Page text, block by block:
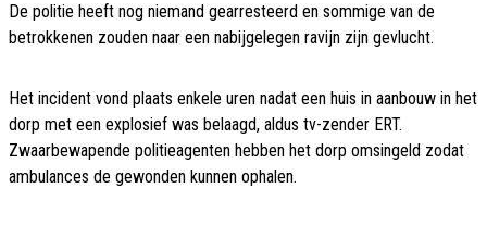
De politie heeft nog niemand gearresteerd en sommige van de
betrokkenen zouden naar een nabijgelegen ravijn zijn gevlucht.
Het incident vond plaats enkele uren nadat een huis in aanbouw in het
dorp met een explosief was belaagd, aldus tv-zender ERT.
Zwaarbewapende politieagenten hebben het dorp omsingeld zodat
ambulances de gewonden kunnen ophalen.